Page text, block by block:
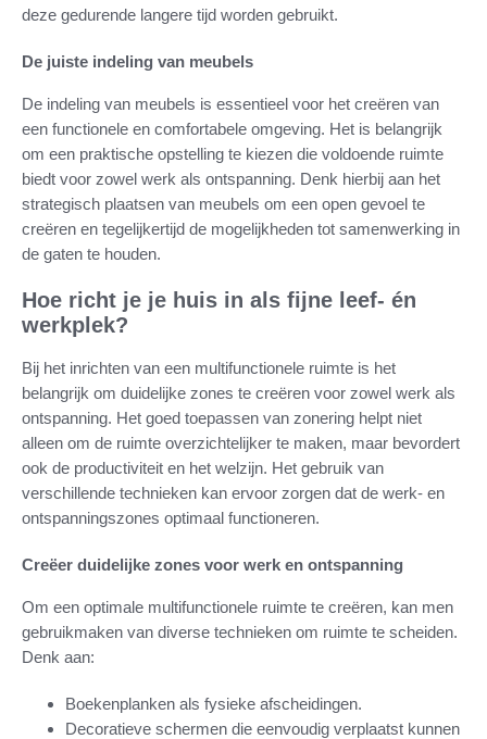
deze gedurende langere tijd worden gebruikt.
De juiste indeling van meubels
De indeling van meubels is essentieel voor het creëren van
een functionele en comfortabele omgeving. Het is belangrijk
om een praktische opstelling te kiezen die voldoende ruimte
biedt voor zowel werk als ontspanning. Denk hierbij aan het
strategisch plaatsen van meubels om een open gevoel te
creëren en tegelijkertijd de mogelijkheden tot samenwerking in
de gaten te houden.
Hoe richt je je huis in als fijne leef- én
werkplek?
Bij het inrichten van een multifunctionele ruimte is het
belangrijk om duidelijke zones te creëren voor zowel werk als
ontspanning. Het goed toepassen van zonering helpt niet
alleen om de ruimte overzichtelijker te maken, maar bevordert
ook de productiviteit en het welzijn. Het gebruik van
verschillende technieken kan ervoor zorgen dat de werk- en
ontspanningszones optimaal functioneren.
Creëer duidelijke zones voor werk en ontspanning
Om een optimale multifunctionele ruimte te creëren, kan men
gebruikmaken van diverse technieken om ruimte te scheiden.
Denk aan:
Boekenplanken als fysieke afscheidingen.
Decoratieve schermen die eenvoudig verplaatst kunnen